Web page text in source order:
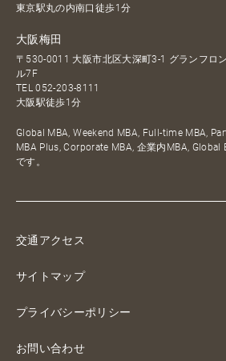
東京駅丸の内南口徒歩1分
大阪梅田
〒530-0011 大阪市北区大深町3-1 グランフロ
ル7F
TEL052-203-8111
大阪駅徒歩1分
Global MBA, Weekend MBA, Full-time MBA,
MBA Plus, Corporate MBA, 企業内MBA, Global
です。
交通アクセス
サイトマップ
プライバシーポリシー
お問い合わせ